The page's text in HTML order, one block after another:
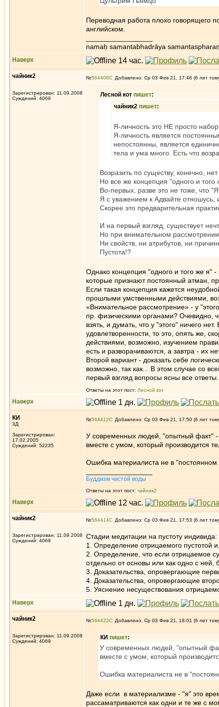
Переводная работа плохо говорящего
английском.
namaḥ samantabhadrāya
Наверх
чайник2
Зарегистрирован: 11.09.2008
Суждений: 4069
№564408 Добавлено: Ср 03 Фев 21, 17:46 (6 лет
Лесной кот пишет:
чайник2 пишет:
Я-личность это НЕ просто
Я-личность является
непостоянны, является
тела и ума много. Есть что
Возразить по существу, конечно,
Но все же концепция "одного и того
Во-первых, разве это не тоже, что
Я с уважением к Адвайте
Скорее это предварительная
И на первый взгляд, существует
Но при внимательном рассмотрении
Ни свойств, ни атрибутов, ни
Пустота!?
Однако концепция "одного и того же
которые признают постоянный атман,
Если такая концепция кажется
прошлыми умственными действиями,
«Внимательное рассмотрение» - у
пр. физическими органами? Очевидно,
взять, и думать, что у "этого" ничего
удовлетворенности, то это, опять же,
действиями, возможно, изучением
есть и разворачиваются, а завтра - их
Второй вариант - доказать себе
возможно, так как... В этом случае со
первый взгляд вопросы ясны все ответы.
Ответы на этот пост: Лесной кот
Наверх
КИ
3Д
Зарегистрирован:
17.02.2005
Суждений: 52235
№564412 Добавлено: Ср 03 Фев 21, 17:50 (6 лет
У современных людей, "опытный факт" -
вместе с умом, который производится
Ошибка материалиста не в
Буддизм чистой воды
Ответы на этот пост: чайник2
Наверх
чайник2
Зарегистрирован: 11.09.2008
Суждений: 4069
№564414 Добавлено: Ср 03 Фев 21, 17:53 (6 лет
Стадии медитации на пустоту индивида:
1. Определение отрицаемого пустотой
2. Определение, что если отрицаемое
отдельно от основы или как одно с ней,
3. Доказательства, опровергающие
4. Доказательства, опровергающие
5. Уяснение несуществования
Наверх
чайник2
Зарегистрирован: 11.09.2008
Суждений: 4069
№564422 Добавлено: Ср 03 Фев 21, 18:01 (6 лет
КИ пишет:
У современных людей, "опытный
вместе с умом, который
Ошибка материалиста не в
Даже если в материализме - "я" это
рассаматриваются как одни и те же с